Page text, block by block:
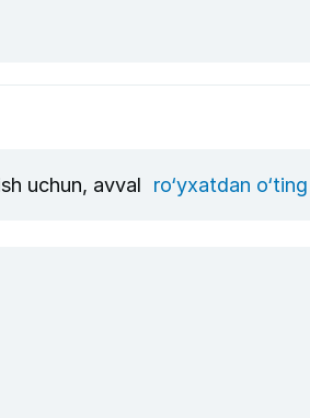
uchun, avval ro‘yxatdan o‘ting